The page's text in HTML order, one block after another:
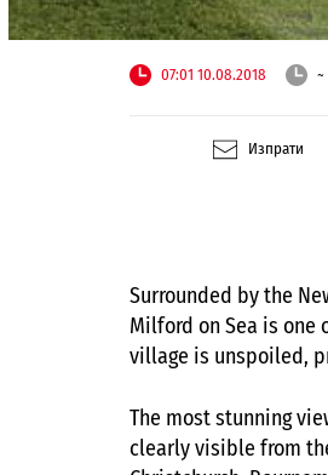
07:01 10.08.2018 ~
Изпрати
Surrounded by the
Milford on Sea is one
village is unspoiled,
The most stunning
clearly visible from